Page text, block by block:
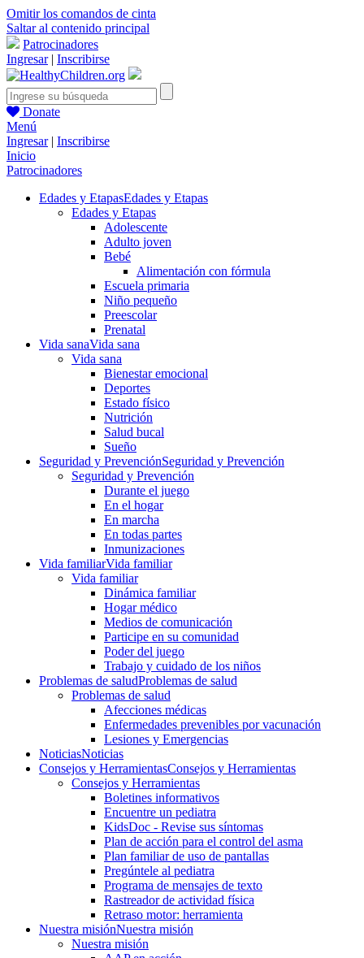
Omitir los comandos de cinta
Saltar al contenido principal
Patrocinadores
Ingresar| Inscribirse
Donate
Menú
Ingresar| Inscribirse
Inicio
Patrocinadores
Edades y EtapasEdades y Etapas
Edades y Etapas
Adolescente
Adulto joven
Bebé
Alimentación con fórmula
Escuela primaria
Niño pequeño
Preescolar
Prenatal
Vida sanaVida sana
Vida sana
Bienestar emocional
Deportes
Estado físico
Nutrición
Salud bucal
Sueño
Seguridad y PrevenciónSeguridad y Prevención
Seguridad y Prevención
Durante el juego
En el hogar
En marcha
En todas partes
Inmunizaciones
Vida familiarVida familiar
Vida familiar
Dinámica familiar
Hogar médico
Medios de comunicación
Participe en su comunidad
Poder del juego
Trabajo y cuidado de los niños
Problemas de saludProblemas de salud
Problemas de salud
Afecciones médicas
Enfermedades prevenibles por vacunación
Lesiones y Emergencias
NoticiasNoticias
Consejos y HerramientasConsejos y Herramientas
Consejos y Herramientas
Boletines informativos
Encuentre un pediatra
KidsDoc - Revise sus síntomas
Plan de acción para el control del asma
Plan familiar de uso de pantallas
Pregúntele al pediatra
Programa de mensajes de texto
Rastre​​ador de activida​d física
Retraso motor: herramienta
Nuestra misiónNuestra misión
Nuestra misión